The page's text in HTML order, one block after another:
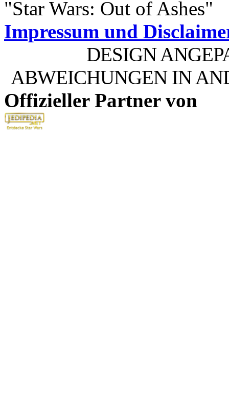
"Star Wars: Out of Ashes"
Impressum und
DESIGN
ABWEICHUNGEN IN
Offizieller Partner von